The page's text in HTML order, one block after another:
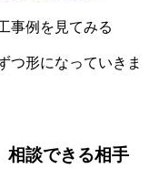
事例を見てみる
つ形になっていきま
相談できる相手